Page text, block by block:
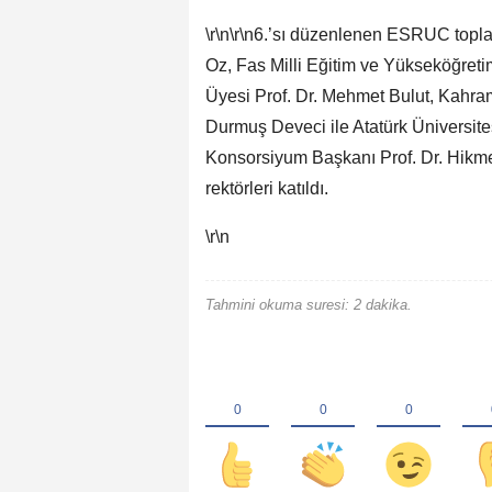
\r\n\r\n6.’sı düzenlenen ESRUC
Oz, Fas Milli Eğitim ve
Üyesi Prof. Dr. Mehmet Bulut,
Durmuş Deveci ile Atatürk
Konsorsiyum Başkanı Prof. Dr.
rektörleri katıldı.
\r\n
Tahmini okuma suresi: 2 dakika.